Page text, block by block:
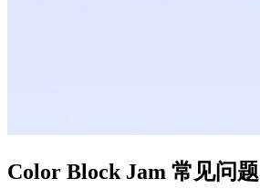
Color Block Jam 常见问题